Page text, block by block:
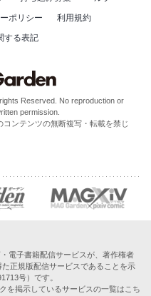
ポリシー
利用規約
する表記
Reserved. No reproduction or
permission.
ンテンツの無断複写・転載を禁じ
電子書籍配信サービスが、著作権者
正規版配信サービスであることを示
号）です。
を掲示しているサービスの一覧はこち